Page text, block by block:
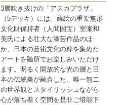
3層吹き抜けの「アスカプラザ」
（5デッキ）には、蒔絵の重要無形
文化財保持者（人間国宝）室瀬和
美氏による壮大な漆芸作品のほ
か、日本の芸術文化の粋を集めた
アートを随所でお楽しみいただけ
ます。明るく開放的な光の層と日
本の伝統美が融合した、唯一無二
の世界観とスタイリッシュながら
心が落ち着く空間を是非ご堪能下